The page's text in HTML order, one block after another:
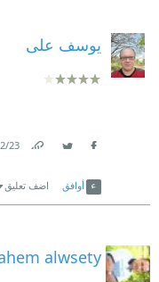
يوسف على
23‏/12‏/2025
أوافق اضف تعليق
alwsety